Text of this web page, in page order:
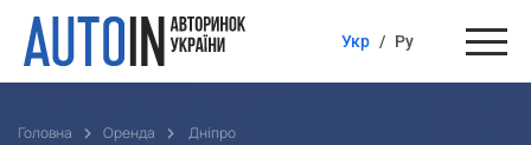
Укр / Ру
Головна Оренда Дніпро